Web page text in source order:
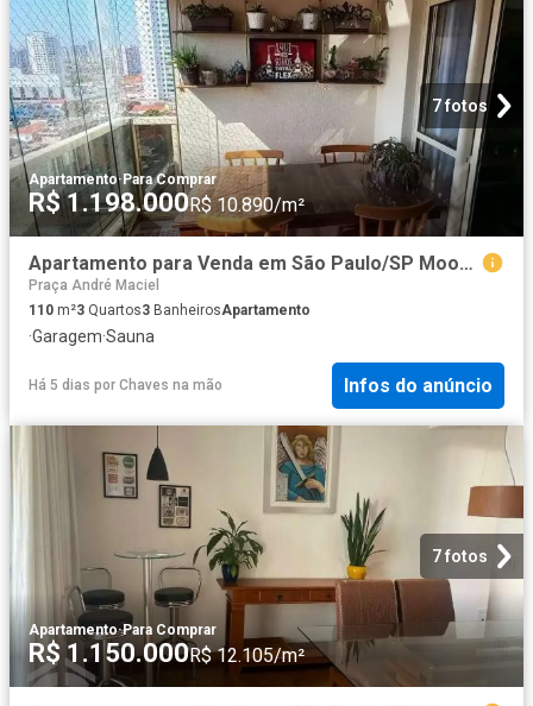
7 fotos
Apartamento·Para Comprar
R$ 1.198.000R$ 10.890/m²
Apartamento para Venda em São Paulo/SP Mooca 3 Quartos
Praça André Maciel
110 m²3 Quartos3 BanheirosApartamento
·Garagem·Sauna
Há 5 dias por Chaves na mão Infos do anúncio
7 fotos
Apartamento·Para Comprar
R$ 1.150.000R$ 12.105/m²